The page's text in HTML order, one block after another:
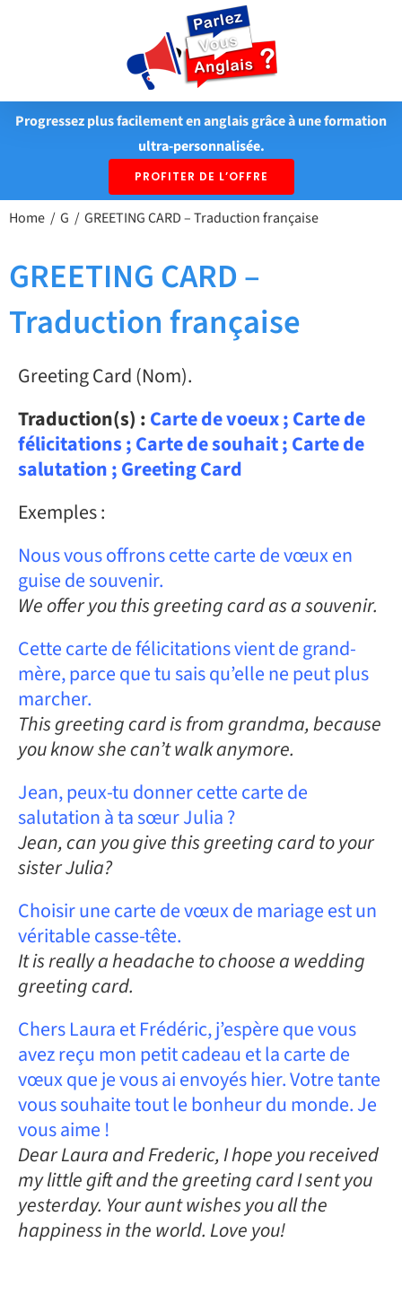
Progressez plus facilement en anglais grâce à une formation
ultra-personnalisée.
PROFITER DE L’OFFRE
Home G GREETING CARD – Traduction française
GREETING CARD –
Traduction française
Greeting Card (Nom).
Traduction(s) :Carte de voeux ; Carte de
félicitations ; Carte de souhait ; Carte de
salutation ; Greeting Card
Exemples :
Nous vous offrons cette carte de vœux en
guise de souvenir.
We offer you this greeting card as a souvenir.
Cette carte de félicitations vient de grand-
mère, parce que tu sais qu’elle ne peut plus
marcher.
This greeting card is from grandma, because
you know she can’t walk anymore.
Jean, peux-tu donner cette carte de
salutation à ta sœur Julia ?
Jean, can you give this greeting card to your
sister Julia?
Choisir une carte de vœux de mariage est un
véritable casse-tête.
It is really a headache to choose a wedding
greeting card.
Chers Laura et Frédéric, j’espère que vous
avez reçu mon petit cadeau et la carte de
vœux que je vous ai envoyés hier. Votre tante
vous souhaite tout le bonheur du monde. Je
vous aime !
Dear Laura and Frederic, I hope you received
my little gift and the greeting card I sent you
yesterday. Your aunt wishes you all the
happiness in the world. Love you!